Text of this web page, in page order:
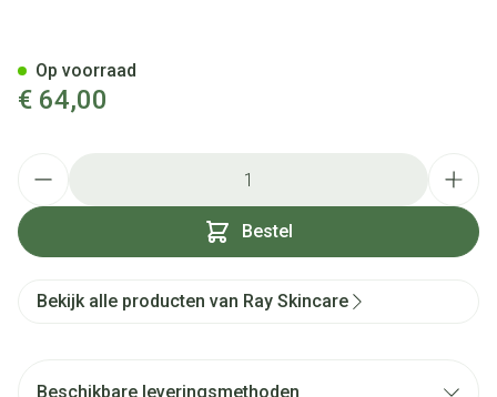
€ 64,00
Bestel
Op voorraad
Bekijk alle producten van Ray Skincare
Beschikbare leveringsmethoden